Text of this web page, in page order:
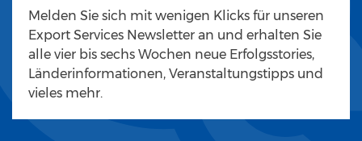
Melden Sie sich mit wenigen Klicks für unseren
Export Services Newsletter an und erhalten Sie
alle vier bis sechs Wochen neue Erfolgsstories,
Länderinformationen, Veranstaltungstipps und
vieles mehr.